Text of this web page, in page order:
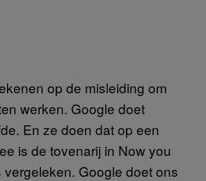
op de misleiding om
werken. Google doet
En ze doen dat op een
is de tovenarij in Now you
Google doet ons